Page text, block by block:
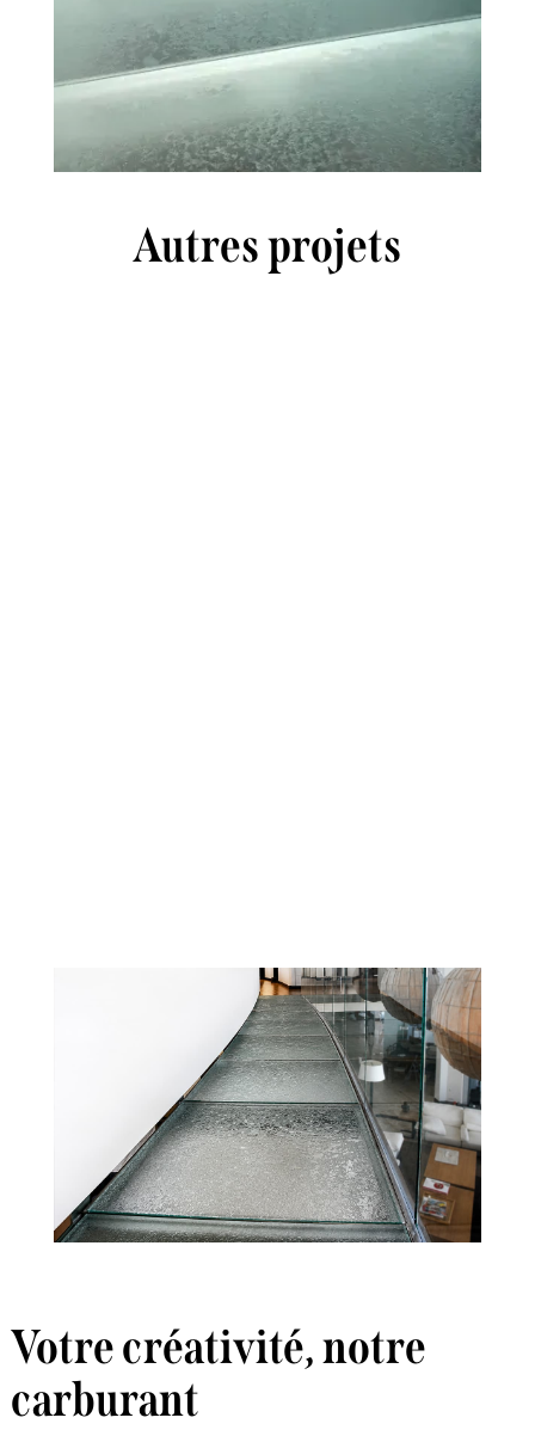
Autres projets
Votre créativité, notre
carburant